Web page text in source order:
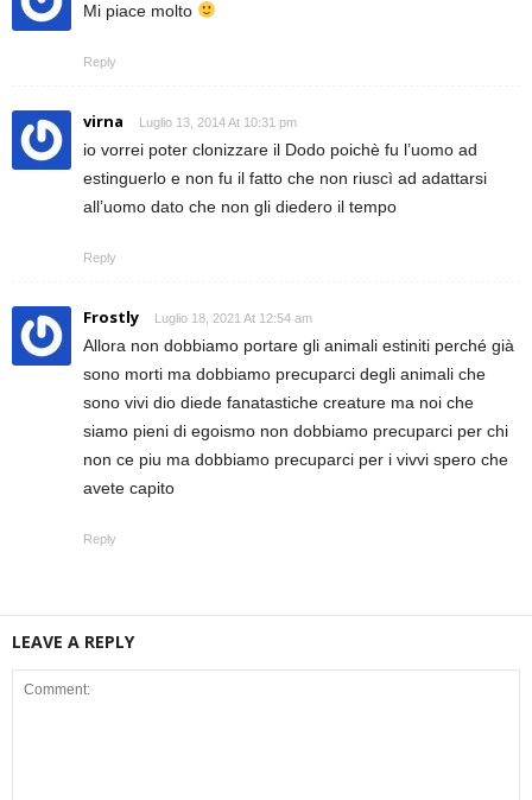
Mi piace molto
Reply
virna Luglio 13, 2014 At 10:31 pm
io vorrei poter clonizzare il Dodo poichè fu l’uomo ad
estinguerlo e non fu il fatto che non riuscì ad adattarsi
all’uomo dato che non gli diedero il tempo
Reply
Frostly Luglio 18, 2021 At 12:54 am
Allora non dobbiamo portare gli animali estiniti perché già
sono morti ma dobbiamo precuparci degli animali che
sono vivi dio diede fanatastiche creature ma noi che
siamo pieni di egoismo non dobbiamo precuparci per chi
non ce piu ma dobbiamo precuparci per i vivvi spero che
avete capito
Reply
LEAVE A REPLY